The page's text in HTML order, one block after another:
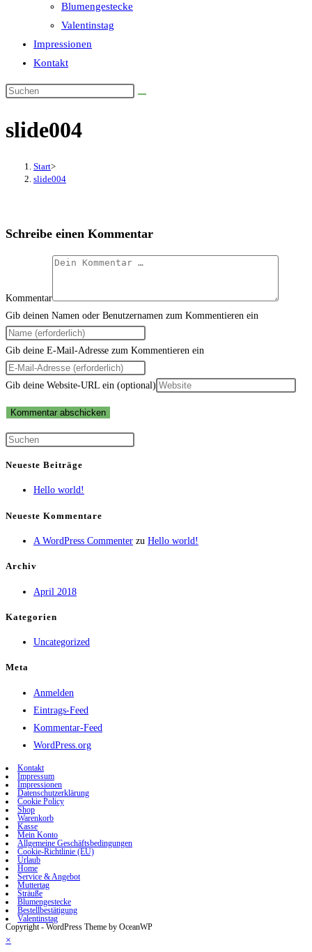
Blumengestecke
Valentinstag
Impressionen
Kontakt
slide004
Start>
slide004
Schreibe einen Kommentar
Kommentar
Gib deinen Namen oder Benutzernamen zum Kommentieren ein
Gib deine E-Mail-Adresse zum Kommentieren ein
Gib deine Website-URL ein (optional)
Neueste Beiträge
Hello world!
Neueste Kommentare
A WordPress Commenter zu Hello world!
Archiv
April 2018
Kategorien
Uncategorized
Meta
Anmelden
Eintrags-Feed
Kommentar-Feed
WordPress.org
Kontakt
Impressum
Impressionen
Datenschutzerklärung
Cookie Policy
Shop
Warenkorb
Kasse
Mein Konto
Allgemeine Geschäftsbedingungen
Cookie-Richtlinie (EU)
Urlaub
Home
Service & Angebot
Muttertag
Sträuße
Blumengestecke
Bestellbestätigung
Valentinstag
Copyright - WordPress Theme by OceanWP
×